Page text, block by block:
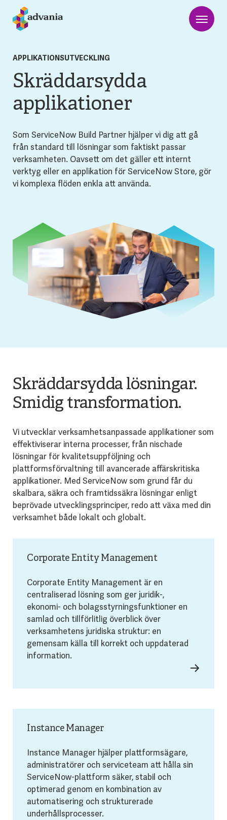
APPLIKATIONSUTVECKLING
Skräddarsydda
applikationer
Som ServiceNow Build Partner hjälper vi dig att gå
från standard till lösningar som faktiskt passar
verksamheten. Oavsett om det gäller ett internt
verktyg eller en applikation för ServiceNow Store, gör
vi komplexa flöden enkla att använda.
Skräddarsydda lösningar.
Smidig transformation.
Vi utvecklar verksamhetsanpassade applikationer som
effektiviserar interna processer, från nischade
lösningar för kvalitetsuppföljning och
plattformsförvaltning till avancerade affärskritiska
applikationer. Med ServiceNow som grund får du
skalbara, säkra och framtidssäkra lösningar enligt
beprövade utvecklingsprinciper, redo att växa med din
verksamhet både lokalt och globalt.
Corporate Entity Management
Corporate Entity Management är en
centraliserad lösning som ger juridik-,
ekonomi- och bolagsstyrningsfunktioner en
samlad och tillförlitlig överblick över
verksamhetens juridiska struktur: en
gemensam källa till korrekt och uppdaterad
information.
Instance Manager
Instance Manager hjälper plattformsägare,
administratörer och serviceteam att hålla sin
ServiceNow-plattform säker, stabil och
optimerad genom en kombination av
automatisering och strukturerade
underhållsprocesser.